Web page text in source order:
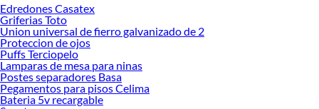
Edredones Casatex
Griferias Toto
Union universal de fierro galvanizado de 2
Proteccion de ojos
Puffs Terciopelo
Lamparas de mesa para ninas
Postes separadores Basa
Pegamentos para pisos Celima
Bateria 5v recargable